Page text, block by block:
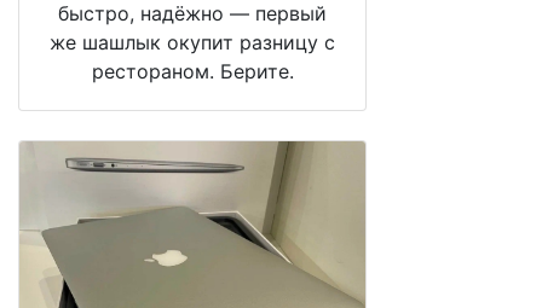
быстро, надёжно — первый
же шашлык окупит разницу с
рестораном. Берите.